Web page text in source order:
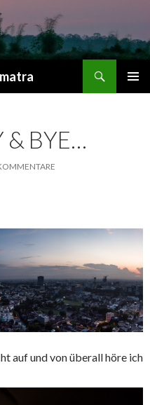
& BYE…
auf und von überall höre ich